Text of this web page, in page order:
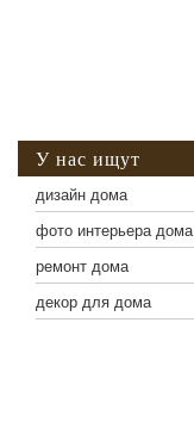
У нас ищут
дизайн дома
фото интерьера дома
ремонт дома
декор для дома